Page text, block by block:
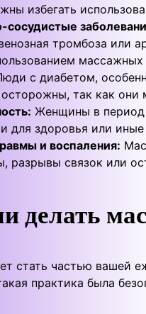
избегать
сосудистые
тромбоза или
массажных
с диабетом,
так как они
Женщины в период
для здоровья или
и воспаления:
разрывы связок или
делать
стать частью вашей
практика была